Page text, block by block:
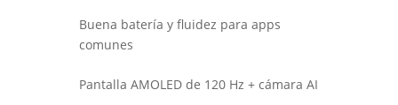
Buena batería y fluidez para apps
comunes
Pantalla AMOLED de 120 Hz + cámara AI